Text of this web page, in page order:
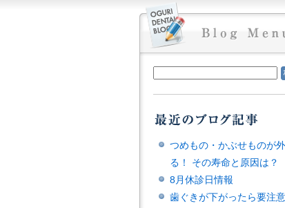
つめもの・かぶせものが
る！ その寿命と原因は？
8月休診日情報
歯ぐきが下がったら要注